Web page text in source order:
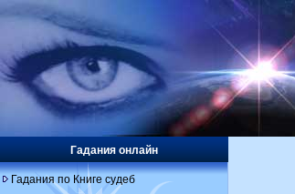
Гадания онлайн
Гадания по Книге судеб